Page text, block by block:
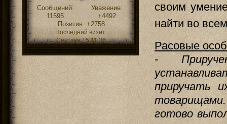
Сообщений:
11595
Уважение:
+4492
Позитив: +2758
Последний визит:
Сегодня 15:11:36
своим
найти во
Расовые
-
приручать
готово